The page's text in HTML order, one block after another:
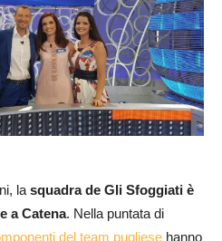
la squadra de Gli Sfoggiati è
a Catena. Nella puntata di
del team pugliese hanno